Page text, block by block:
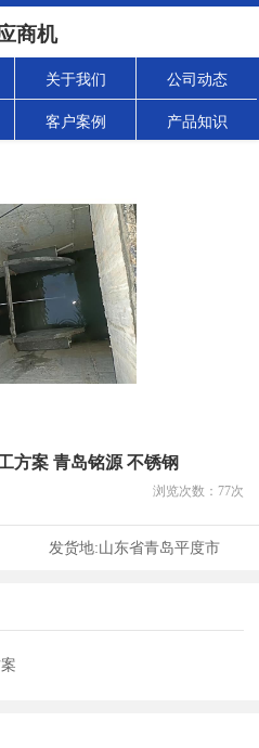
商机
关于我们 公司动态
客户案例 产品知识
方案 青岛铭源 不锈钢
浏览次数： 77次
发货地:山东省青岛平度市